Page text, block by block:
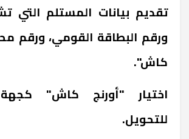
تقديم بيانات المستلم التي
ورقم البطاقة القومي، ورقم
كاش".
اختيار "أورنج كاش"
للتحويل.